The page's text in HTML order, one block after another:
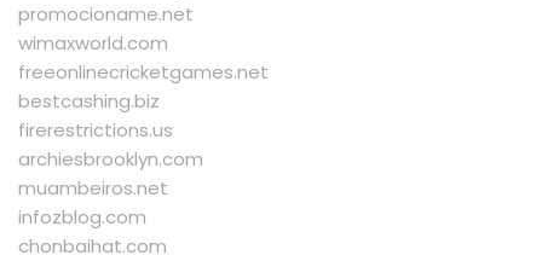
promocioname.net
wimaxworld.com
freeonlinecricketgames.net
bestcashing.biz
firerestrictions.us
archiesbrooklyn.com
muambeiros.net
infozblog.com
chonbaihat.com